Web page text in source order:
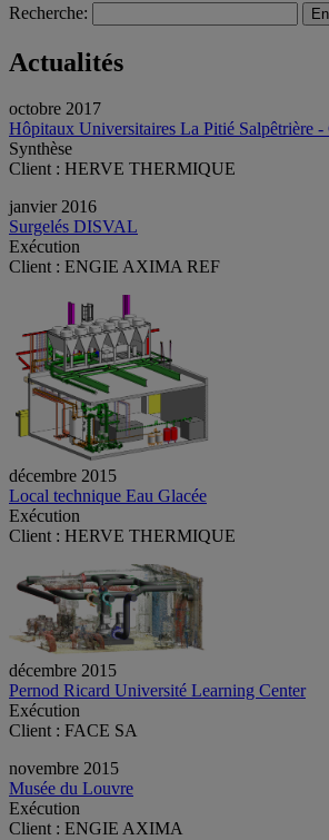
Recherche:
Actualités
octobre 2017
Hôpitaux Universitaires La Pitié Salpêtrière -
Synthèse
Client : HERVE THERMIQUE
janvier 2016
Surgelés DISVAL
Exécution
Client : ENGIE AXIMA REF
décembre 2015
Local technique Eau Glacée
Exécution
Client : HERVE THERMIQUE
décembre 2015
Pernod Ricard Université Learning Center
Exécution
Client : FACE SA
novembre 2015
Musée du Louvre
Exécution
Client : ENGIE AXIMA